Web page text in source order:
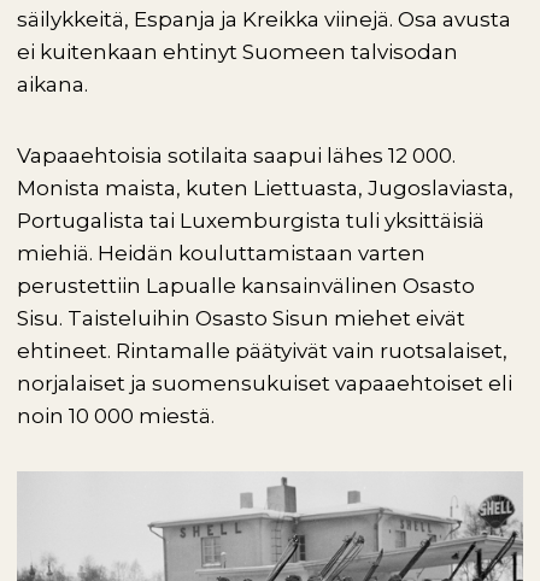
säilykkeitä, Espanja ja Kreikka viinejä. Osa avusta
ei kuitenkaan ehtinyt Suomeen talvisodan
aikana.
Vapaaehtoisia sotilaita saapui lähes 12 000.
Monista maista, kuten Liettuasta, Jugoslaviasta,
Portugalista tai Luxemburgista tuli yksittäisiä
miehiä. Heidän kouluttamistaan varten
perustettiin Lapualle kansainvälinen Osasto
Sisu. Taisteluihin Osasto Sisun miehet eivät
ehtineet. Rintamalle päätyivät vain ruotsalaiset,
norjalaiset ja suomensukuiset vapaaehtoiset eli
noin 10 000 miestä.